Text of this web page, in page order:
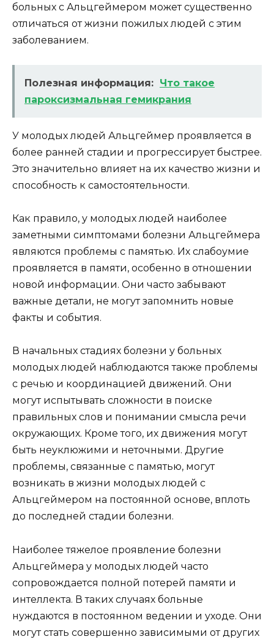
больных с Альцгеймером может существенно
отличаться от жизни пожилых людей с этим
заболеванием.
Полезная информация: Что такое
пароксизмальная гемикрания
У молодых людей Альцгеймер проявляется в
более ранней стадии и прогрессирует быстрее.
Это значительно влияет на их качество жизни и
способность к самостоятельности.
Как правило, у молодых людей наиболее
заметными симптомами болезни Альцгеймера
являются проблемы с памятью. Их слабоумие
проявляется в памяти, особенно в отношении
новой информации. Они часто забывают
важные детали, не могут запомнить новые
факты и события.
В начальных стадиях болезни у больных
молодых людей наблюдаются также проблемы
с речью и координацией движений. Они
могут испытывать сложности в поиске
правильных слов и понимании смысла речи
окружающих. Кроме того, их движения могут
быть неуклюжими и неточными. Другие
проблемы, связанные с памятью, могут
возникать в жизни молодых людей с
Альцгеймером на постоянной основе, вплоть
до последней стадии болезни.
Наиболее тяжелое проявление болезни
Альцгеймера у молодых людей часто
сопровождается полной потерей памяти и
интеллекта. В таких случаях больные
нуждаются в постоянном ведении и уходе. Они
могут стать совершенно зависимыми от других